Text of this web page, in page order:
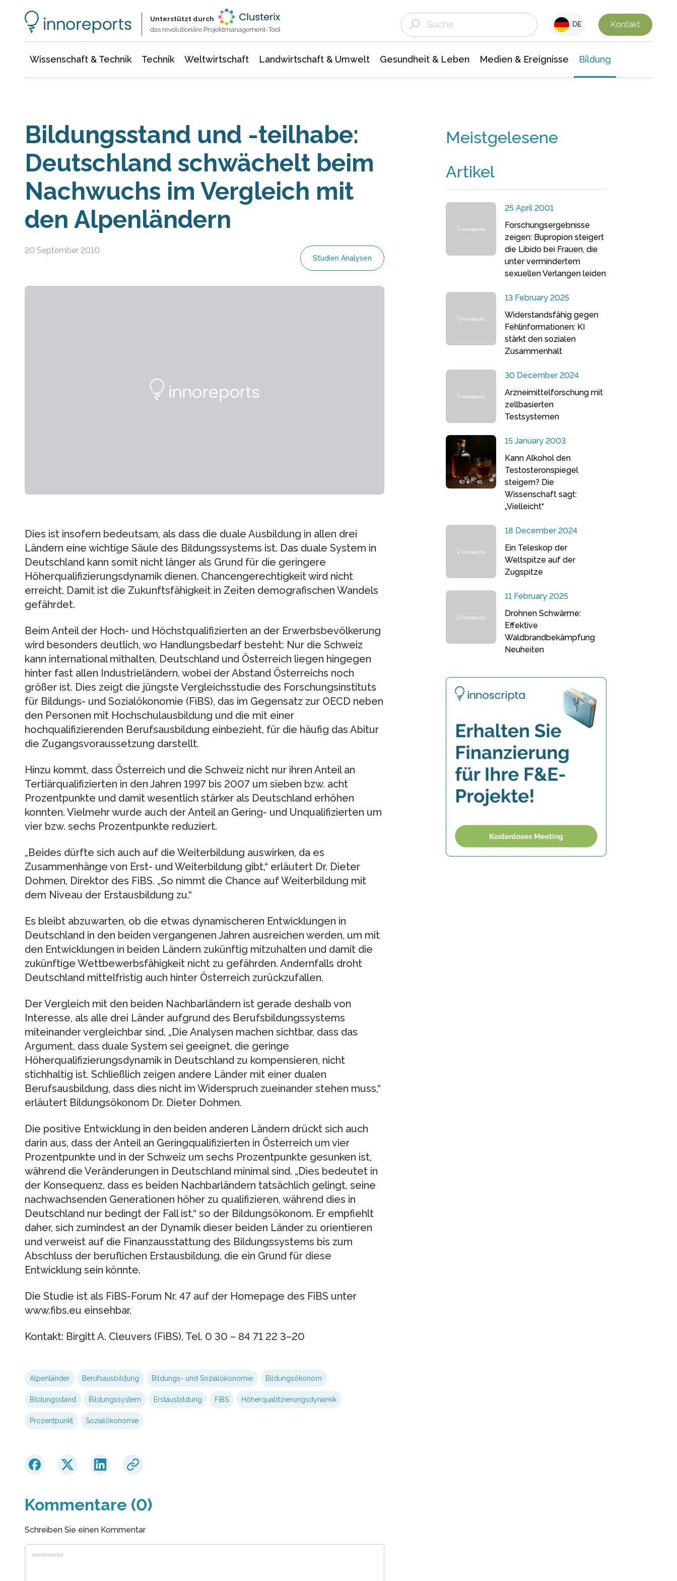
Unterstützt durch
das revolutionäre Projektmanagement-Tool
DE Kontakt
Wissenschaft & Technik Technik Weltwirtschaft Landwirtschaft & Umwelt Gesundheit & Leben Medien & Ereignisse Bildung
Bildungsstand und -teilhabe:
Deutschland schwächelt beim
Nachwuchs im Vergleich mit
den Alpenländern
20 September 2010
Studien Analysen
Dies ist insofern bedeutsam, als dass die duale Ausbildung in allen drei
Ländern eine wichtige Säule des Bildungssystems ist. Das duale System in
Deutschland kann somit nicht länger als Grund für die geringere
Höherqualifizierungsdynamik dienen. Chancengerechtigkeit wird nicht
erreicht. Damit ist die Zukunftsfähigkeit in Zeiten demografischen Wandels
gefährdet.
Beim Anteil der Hoch- und Höchstqualifizierten an der Erwerbsbevölkerung
wird besonders deutlich, wo Handlungsbedarf besteht: Nur die Schweiz
kann international mithalten, Deutschland und Österreich liegen hingegen
hinter fast allen Industrieländern, wobei der Abstand Österreichs noch
größer ist. Dies zeigt die jüngste Vergleichsstudie des Forschungsinstituts
für Bildungs- und Sozialökonomie (FiBS), das im Gegensatz zur OECD neben
den Personen mit Hochschulausbildung und die mit einer
hochqualifizierenden Berufsausbildung einbezieht, für die häufig das Abitur
die Zugangsvoraussetzung darstellt.
Hinzu kommt, dass Österreich und die Schweiz nicht nur ihren Anteil an
Tertiärqualifizierten in den Jahren 1997 bis 2007 um sieben bzw. acht
Prozentpunkte und damit wesentlich stärker als Deutschland erhöhen
konnten. Vielmehr wurde auch der Anteil an Gering- und Unqualifizierten um
vier bzw. sechs Prozentpunkte reduziert.
„Beides dürfte sich auch auf die Weiterbildung auswirken, da es
Zusammenhänge von Erst- und Weiterbildung gibt,“ erläutert Dr. Dieter
Dohmen, Direktor des FiBS. „So nimmt die Chance auf Weiterbildung mit
dem Niveau der Erstausbildung zu.“
Es bleibt abzuwarten, ob die etwas dynamischeren Entwicklungen in
Deutschland in den beiden vergangenen Jahren ausreichen werden, um mit
den Entwicklungen in beiden Ländern zukünftig mitzuhalten und damit die
zukünftige Wettbewerbsfähigkeit nicht zu gefährden. Andernfalls droht
Deutschland mittelfristig auch hinter Österreich zurückzufallen.
Der Vergleich mit den beiden Nachbarländern ist gerade deshalb von
Interesse, als alle drei Länder aufgrund des Berufsbildungssystems
miteinander vergleichbar sind. „Die Analysen machen sichtbar, dass das
Argument, dass duale System sei geeignet, die geringe
Höherqualifizierungsdynamik in Deutschland zu kompensieren, nicht
stichhaltig ist. Schließlich zeigen andere Länder mit einer dualen
Berufsausbildung, dass dies nicht im Widerspruch zueinander stehen muss,“
erläutert Bildungsökonom Dr. Dieter Dohmen.
Die positive Entwicklung in den beiden anderen Ländern drückt sich auch
darin aus, dass der Anteil an Geringqualifizierten in Österreich um vier
Prozentpunkte und in der Schweiz um sechs Prozentpunkte gesunken ist,
während die Veränderungen in Deutschland minimal sind. „Dies bedeutet in
der Konsequenz, dass es beiden Nachbarländern tatsächlich gelingt, seine
nachwachsenden Generationen höher zu qualifizieren, während dies in
Deutschland nur bedingt der Fall ist,“ so der Bildungsökonom. Er empfiehlt
daher, sich zumindest an der Dynamik dieser beiden Länder zu orientieren
und verweist auf die Finanzausstattung des Bildungssystems bis zum
Abschluss der beruflichen Erstausbildung, die ein Grund für diese
Entwicklung sein könnte.
Die Studie ist als FiBS-Forum Nr. 47 auf der Homepage des FiBS unter
www.fibs.eu einsehbar.
Kontakt: Birgitt A. Cleuvers (FiBS), Tel. 0 30 – 84 71 22 3–20
Alpenländer Berufsausbildung Bildungs- und Sozialökonomie Bildungsökonom
Bildungsstand Bildungssystem Erstausbildung FiBS Höherqualifizierungsdynamik
Prozentpunkt Sozialökonomie
Kommentare (0)
Schreiben Sie einen Kommentar
Meistgelesene
Artikel
25 April 2001
Forschungsergebnisse
zeigen: Bupropion steigert
die Libido bei Frauen, die
unter vermindertem
sexuellen Verlangen leiden
13 February 2025
Widerstandsfähig gegen
Fehlinformationen: KI
stärkt den sozialen
Zusammenhalt
30 December 2024
Arzneimittelforschung mit
zellbasierten
Testsystemen
15 January 2003
Kann Alkohol den
Testosteronspiegel
steigern? Die
Wissenschaft sagt:
„Vielleicht“
18 December 2024
Ein Teleskop der
Weltspitze auf der
Zugspitze
11 February 2025
Drohnen Schwärme:
Effektive
Waldbrandbekämpfung
Neuheiten